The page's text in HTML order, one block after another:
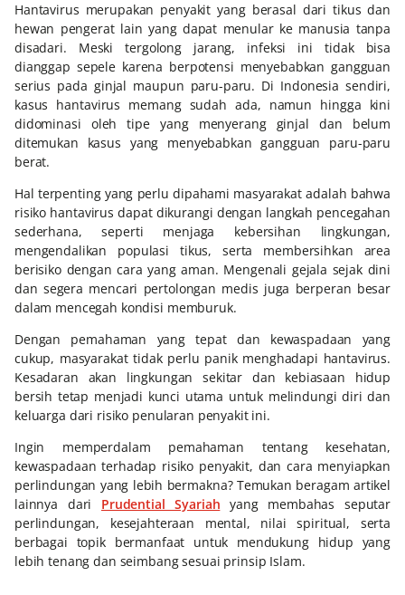
Hantavirus merupakan penyakit yang berasal dari tikus dan
hewan pengerat lain yang dapat menular ke manusia tanpa
disadari. Meski tergolong jarang, infeksi ini tidak bisa
dianggap sepele karena berpotensi menyebabkan gangguan
serius pada ginjal maupun paru-paru. Di Indonesia sendiri,
kasus hantavirus memang sudah ada, namun hingga kini
didominasi oleh tipe yang menyerang ginjal dan belum
ditemukan kasus yang menyebabkan gangguan paru-paru
berat.
Hal terpenting yang perlu dipahami masyarakat adalah bahwa
risiko hantavirus dapat dikurangi dengan langkah pencegahan
sederhana, seperti menjaga kebersihan lingkungan,
mengendalikan populasi tikus, serta membersihkan area
berisiko dengan cara yang aman. Mengenali gejala sejak dini
dan segera mencari pertolongan medis juga berperan besar
dalam mencegah kondisi memburuk.
Dengan pemahaman yang tepat dan kewaspadaan yang
cukup, masyarakat tidak perlu panik menghadapi hantavirus.
Kesadaran akan lingkungan sekitar dan kebiasaan hidup
bersih tetap menjadi kunci utama untuk melindungi diri dan
keluarga dari risiko penularan penyakit ini.
Ingin memperdalam pemahaman tentang kesehatan,
kewaspadaan terhadap risiko penyakit, dan cara menyiapkan
perlindungan yang lebih bermakna? Temukan beragam artikel
lainnya dari Prudential Syariah yang membahas seputar
perlindungan, kesejahteraan mental, nilai spiritual, serta
berbagai topik bermanfaat untuk mendukung hidup yang
lebih tenang dan seimbang sesuai prinsip Islam.